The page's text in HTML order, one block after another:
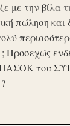
με την βίλα
πώληση
Προσεχώς
ΠΑΣΟΚ του